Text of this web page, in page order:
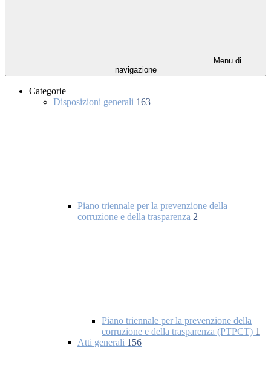
Menu di
navigazione
Categorie
Disposizioni generali 163
Piano triennale per la prevenzione della
corruzione e della trasparenza 2
Piano triennale per la prevenzione della
corruzione e della trasparenza (PTPCT) 1
Atti generali 156